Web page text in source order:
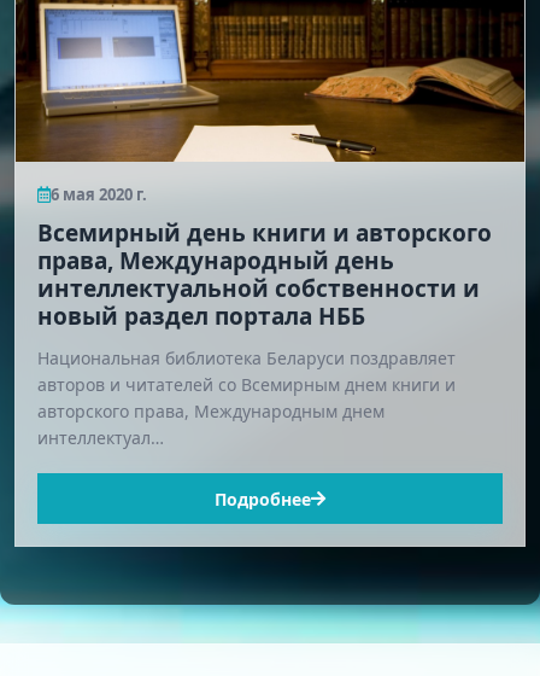
6 мая 2020 г.
Всемирный день книги и авторского
права, Международный день
интеллектуальной собственности и
новый раздел портала НББ
Национальная библиотека Беларуси поздравляет
авторов и читателей со Всемирным днем книги и
авторского права, Международным днем
интеллектуал…
Подробнее